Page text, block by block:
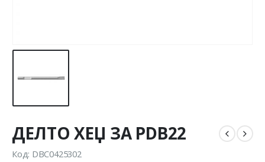
ДЕЛТО ХЕЏ ЗА PDB22
Код: DBC0425302